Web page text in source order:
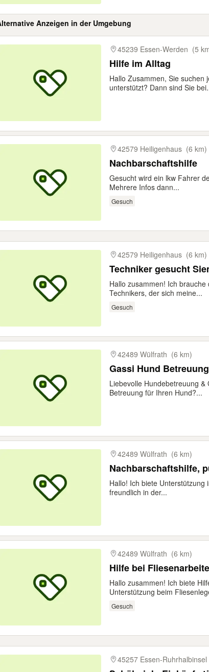
Anzeigen in der Umgebung
45239 Essen-Werden (5
Hilfe im Alltag
Hallo Zusammen, Sie suchen
unterstützt? Dann sind Sie
42579 Heiligenhaus (6 km)
Nachbarschaftshilfe
Gesucht wird ein lkw Fahrer
Mehrere Infos dann...
Gesuch
42579 Heiligenhaus (6 km)
Techniker gesucht
Hallo zusammen! Ich
Technikers, der sich meine...
Gesuch
42489 Wülfrath (6 km)
Gassi Hund Betreuung
Liebevolle Hundebetreuung
Betreuung für Ihren Hund?...
42489 Wülfrath (6 km)
Nachbarschaftshilfe,
Hallo! Ich biete Unterstützung
freundlich in der...
42489 Wülfrath (6 km)
Hilfe bei
Hallo zusammen! Ich biete
Unterstützung beim
Gesuch
45257 Essen-Ruhrhalbinsel